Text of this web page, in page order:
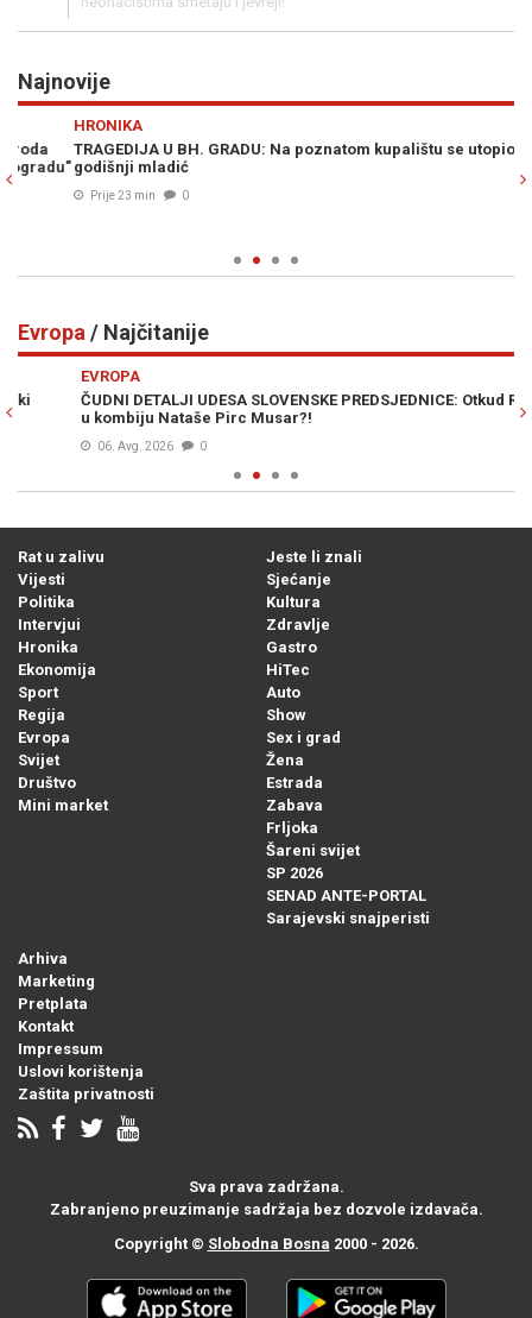
Najnovije
HRONIKA
TRAGEDIJA U BH. GRADU: Na poznatom kupalištu se utopio 24-
godišnji mladić
Prije 23 min 0
Evropa / Najčitanije
ČUDNI DETALJI UDESA SLOVENSKE PREDSJEDNICE: Otkud Ruskinja
u kombiju Nataše Pirc Musar?!
06. Avg. 2026 0
Rat u zalivu
Vijesti
Politika
Intervjui
Hronika
Ekonomija
Sport
Regija
Evropa
Svijet
Društvo
Mini market
Jeste li znali
Sjećanje
Kultura
Zdravlje
Gastro
HiTec
Auto
Show
Sex i grad
Žena
Estrada
Zabava
Frljoka
Šareni svijet
SP 2026
SENAD ANTE-PORTAL
Sarajevski snajperisti
Arhiva
Marketing
Pretplata
Kontakt
Impressum
Uslovi korištenja
Zaštita privatnosti
Sva prava zadržana.
Zabranjeno preuzimanje sadržaja bez dozvole izdavača.
Copyright © Slobodna Bosna 2000 - 2026.